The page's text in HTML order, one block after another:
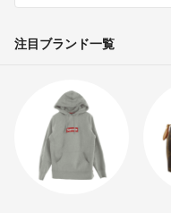
注目ブランド一覧